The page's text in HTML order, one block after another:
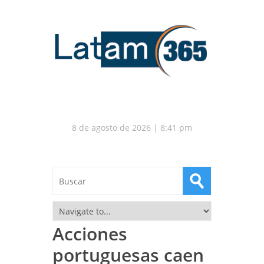
8 de agosto de 2026 | 8:41 pm
Acciones
portuguesas caen